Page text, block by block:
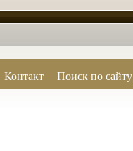
Контакт Поиск по сайту